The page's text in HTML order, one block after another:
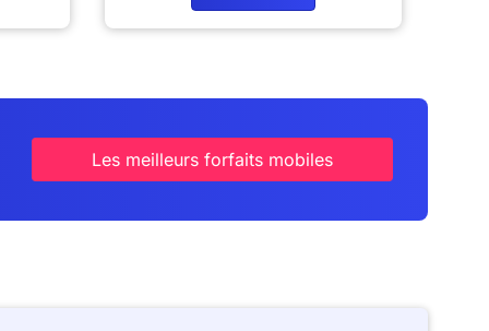
Les meilleurs forfaits mobiles